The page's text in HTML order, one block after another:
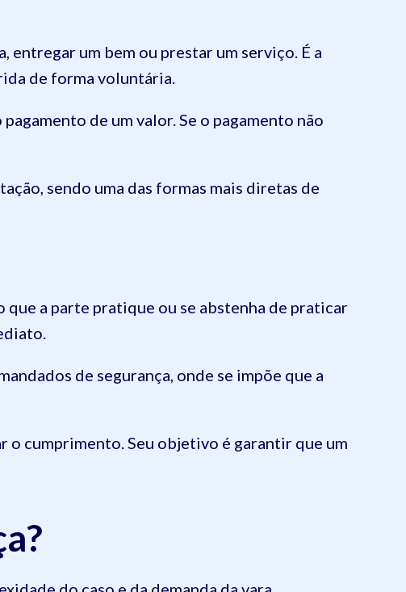
um bem ou prestar um serviço. É a
de forma voluntária.
de um valor. Se o pagamento não
sendo uma das formas mais diretas de
a parte pratique ou se abstenha de praticar
de segurança, onde se impõe que a
o cumprimento. Seu objetivo é garantir que um